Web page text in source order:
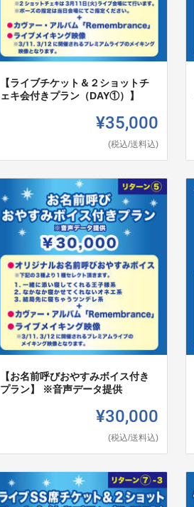
【ライブチケット＆２ショットチ
ェキ会付きプラン（DAY①）】
¥35,000
(税込/送料込)
【お名前呼びおやすみボイス付き
プラン】 ※音声データ提供
¥30,000
(税込/送料込)